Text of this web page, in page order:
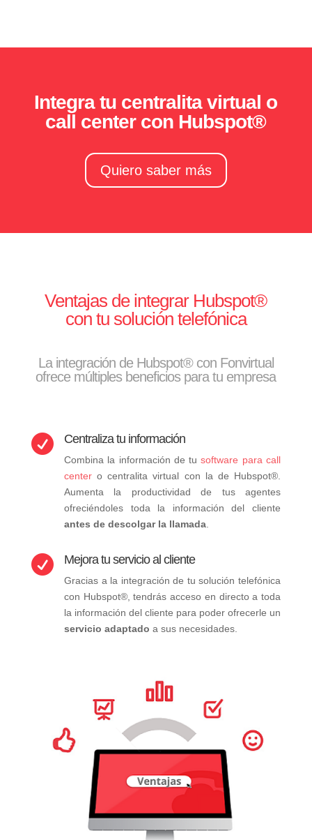
Integra tu centralita virtual o
call center con Hubspot®
Quiero saber más
Ventajas de integrar Hubspot®
con tu solución telefónica
La integración de Hubspot® con Fonvirtual
ofrece múltiples beneficios para tu empresa
 Centraliza tu información
Combina la información de tusoftware para call
centero centralita virtual con la de Hubspot®.
Aumenta la productividad de tus agentes
ofreciéndoles toda la información del cliente
antes de descolgar la llamada.
 Mejora tu servicio al cliente
Gracias a la integración de tu solución telefónica
con Hubspot®, tendrás acceso en directo a toda
la información del cliente para poder ofrecerle un
servicio adaptado a sus necesidades.